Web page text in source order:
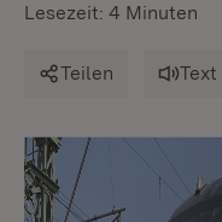
Lesezeit: 4 Minuten
Teilen